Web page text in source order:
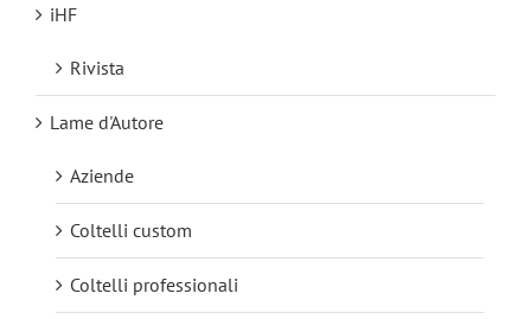
iHF
Rivista
Lame d'Autore
Aziende
Coltelli custom
Coltelli professionali